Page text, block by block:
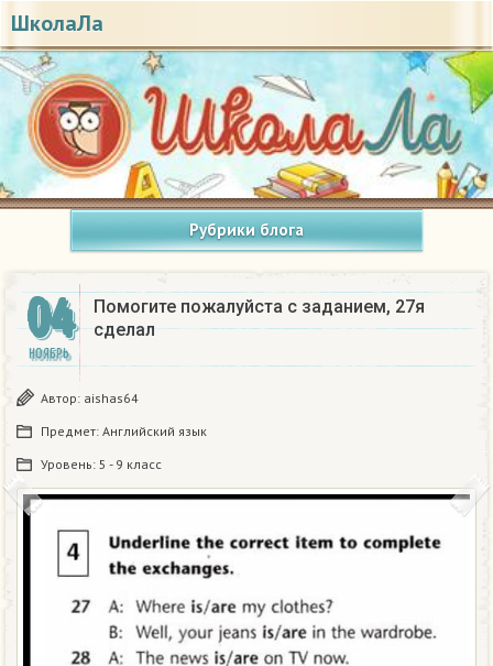
ШколаЛа
Рубрики блога
04
НОЯБРЬ
Помогите пожалуйста с заданием, 27я
сделал​
Автор: aishas64
Предмет: Английский язык
Уровень: 5 - 9 класс